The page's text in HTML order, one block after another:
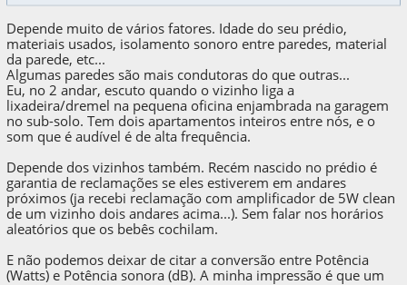
Depende muito de vários fatores. Idade do seu prédio,
materiais usados, isolamento sonoro entre paredes, material
da parede, etc...
Algumas paredes são mais condutoras do que outras...
Eu, no 2 andar, escuto quando o vizinho liga a
lixadeira/dremel na pequena oficina enjambrada na garagem
no sub-solo. Tem dois apartamentos inteiros entre nós, e o
som que é audível é de alta frequência.
Depende dos vizinhos também. Recém nascido no prédio é
garantia de reclamações se eles estiverem em andares
próximos (ja recebi reclamação com amplificador de 5W clean
de um vizinho dois andares acima...). Sem falar nos horários
aleatórios que os bebês cochilam.
E não podemos deixar de citar a conversão entre Potência
(Watts) e Potência sonora (dB). A minha impressão é que um